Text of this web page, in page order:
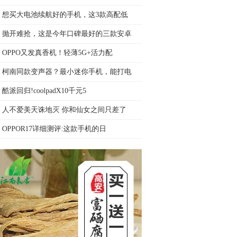
想买大电池续航好的手机，这3款高配低
抛开难抢，这是今年口碑最好的三款安卓
OPPO又发真香机！轻薄5G+活力配
柯南同款变声器？最小迷你手机，能打电
酷派回归!coolpadX10千元5
人不爱美天诛地灭 你和仙女之间只差了
OPPOR17详细测评:这款手机的日